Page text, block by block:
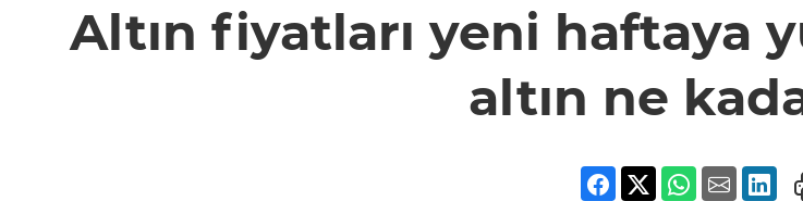
Altın fiyatları yeni haftaya
altın ne